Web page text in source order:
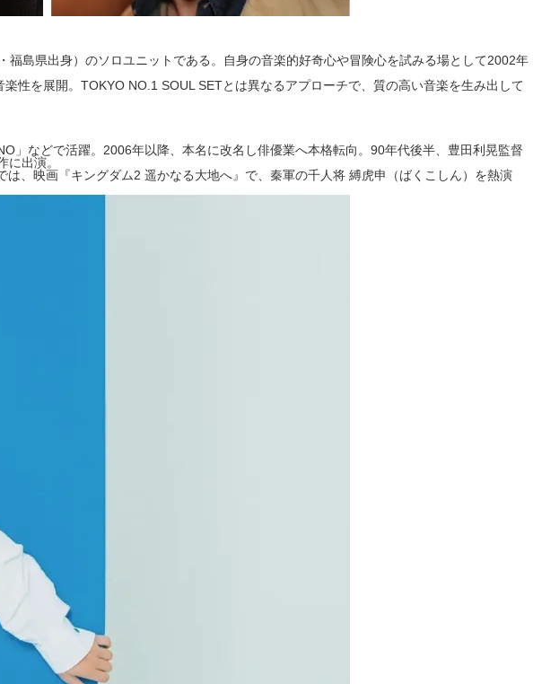
島県出身）のソロユニットである。自身の音楽的好奇心や冒険心を試みる場として2002年
性を展開。TOKYO NO.1 SOUL SETとは異なるアプローチで、質の高い音楽を生み出して
」などで活躍。2006年以降、本名に改名し俳優業へ本格転向。90年代後半、豊田利晃監督
出演。
、映画『キングダム2 遥かなる大地へ』で、秦軍の千人将 縛虎申（ばくこしん）を熱演